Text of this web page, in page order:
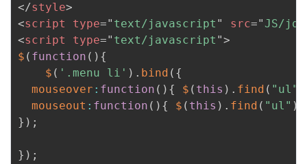
</style>
<script type=" text/javascript " src=" JS/
<script type=" text/javascript ">
$ ( function ( ) {
$ ( '.menu li' ) . bind ( {
mouseover : function ( ) { $ ( this ) . find ( "ul"
mouseout : function ( ) { $ ( this ) . find ( "ul" )
} ) ;
} ) ;